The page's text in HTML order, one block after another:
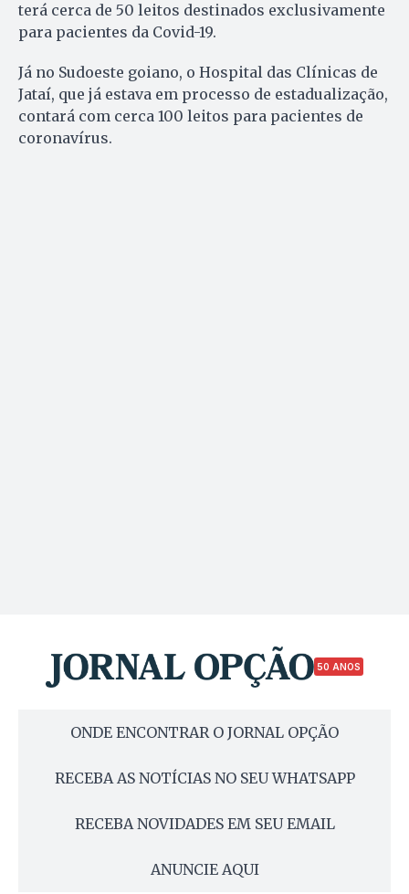
terá cerca de 50 leitos destinados exclusivamente
para pacientes da Covid-19.
Já no Sudoeste goiano, o Hospital das Clínicas de
Jataí, que já estava em processo de estadualização,
contará com cerca 100 leitos para pacientes de
coronavírus.
50 ANOS
ONDE ENCONTRAR O JORNAL OPÇÃO
RECEBA AS NOTÍCIAS NO SEU WHATSAPP
RECEBA NOVIDADES EM SEU EMAIL
ANUNCIE AQUI